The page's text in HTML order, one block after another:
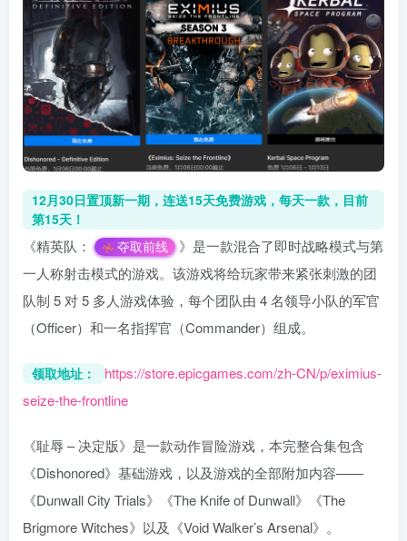
12月30日置顶新一期，连送15天免费游戏，每天一款，目前
第15天！
《精英队： 夺取前线
》是一款混合了即时战略模式与第
一人称射击模式的游戏。该游戏将给玩家带来紧张刺激的团
队制 5 对 5 多人游戏体验，每个团队由 4 名领导小队的军官
（Officer）和一名指挥官（Commander）组成。
领取地址：
https://store.epicgames.com/zh-CN/p/eximius-
seize-the-frontline
《耻辱 – 决定版》是一款动作冒险游戏，本完整合集包含
《Dishonored》基础游戏，以及游戏的全部附加内容——
《Dunwall City Trials》《The Knife of Dunwall》《The
Brigmore Witches》以及《Void Walker’s Arsenal》。